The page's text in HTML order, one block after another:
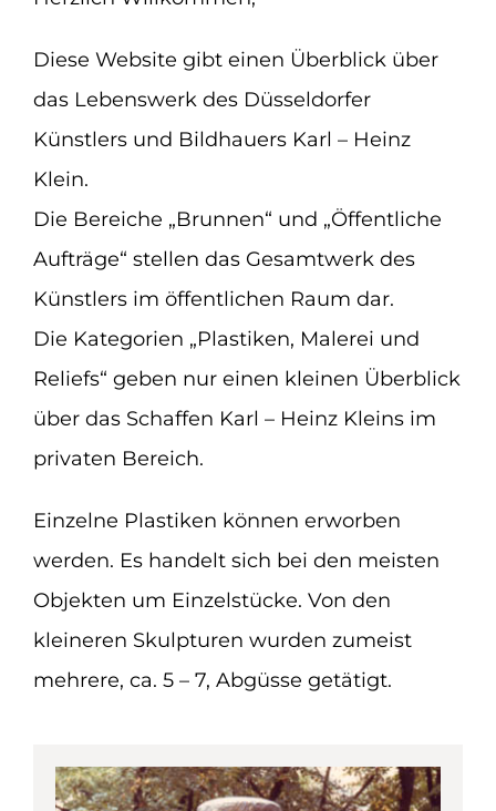
Plastiken
Porträts
Impressionen
Presse
Suche
nach:
Diese Website gibt einen Überblick über
das Lebenswerk des Düsseldorfer
Künstlers und Bildhauers Karl – Heinz
Klein.
Die Bereiche „Brunnen“ und „Öffentliche
Aufträge“ stellen das Gesamtwerk des
Künstlers im öffentlichen Raum dar.
Die Kategorien „Plastiken, Malerei und
Reliefs“ geben nur einen kleinen Überblick
über das Schaffen Karl – Heinz Kleins im
privaten Bereich.
Einzelne Plastiken können erworben
werden. Es handelt sich bei den meisten
Objekten um Einzelstücke. Von den
kleineren Skulpturen wurden zumeist
mehrere, ca. 5 – 7, Abgüsse getätigt.